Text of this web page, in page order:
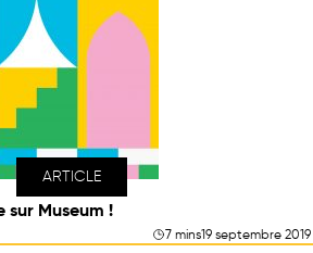
ARTICLE
sur Museum !
7 mins19 septembre 2019